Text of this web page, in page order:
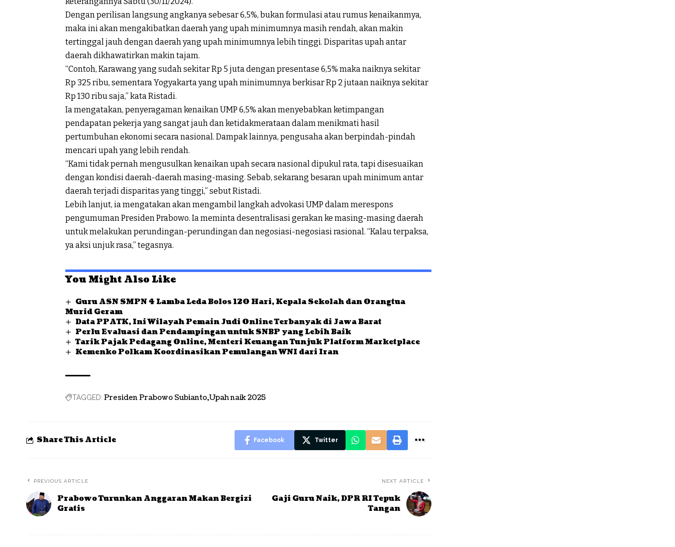
Dengan perilisan langsung angkanya sebesar 6,5%, bukan formulasi atau rumus kenaikanmya,
maka ini akan mengakibatkan daerah yang upah minimumnya masih rendah, akan makin
tertinggal jauh dengan daerah yang upah minimumnya lebih tinggi. Disparitas upah antar
daerah dikhawatirkan makin tajam.
“Contoh, Karawang yang sudah sekitar Rp 5 juta dengan presentase 6,5% maka naiknya sekitar
Rp 325 ribu, sementara Yogyakarta yang upah minimumnya berkisar Rp 2 jutaan naiknya sekitar
Rp 130 ribu saja,” kata Ristadi.
Ia mengatakan, penyeragaman kenaikan UMP 6,5% akan menyebabkan ketimpangan
pendapatan pekerja yang sangat jauh dan ketidakmerataan dalam menikmati hasil
pertumbuhan ekonomi secara nasional. Dampak lainnya, pengusaha akan berpindah-pindah
mencari upah yang lebih rendah.
“Kami tidak pernah mengusulkan kenaikan upah secara nasional dipukul rata, tapi disesuaikan
dengan kondisi daerah-daerah masing-masing. Sebab, sekarang besaran upah minimum antar
daerah terjadi disparitas yang tinggi,” sebut Ristadi.
Lebih lanjut, ia mengatakan akan mengambil langkah advokasi UMP dalam merespons
pengumuman Presiden Prabowo. Ia meminta desentralisasi gerakan ke masing-masing daerah
untuk melakukan perundingan-perundingan dan negosiasi-negosiasi rasional. “Kalau terpaksa,
ya aksi unjuk rasa,” tegasnya.
You Might Also Like
Guru ASN SMPN 4 Lamba Leda Bolos 120 Hari, Kepala Sekolah dan Orangtua
Murid Geram
Data PPATK, Ini Wilayah Pemain Judi Online Terbanyak di Jawa Barat
Perlu Evaluasi dan Pendampingan untuk SNBP yang Lebih Baik
Tarik Pajak Pedagang Online, Menteri Keuangan Tunjuk Platform Marketplace
Kemenko Polkam Koordinasikan Pemulangan WNI dari Iran
TAGGED: Presiden Prabowo Subianto Upah naik 2025
Share This Article Facebook Twitter
PREVIOUS ARTICLE
Prabowo Turunkan Anggaran Makan Bergizi
Gratis
NEXT ARTICLE
Gaji Guru Naik, DPR RI Tepuk
Tangan